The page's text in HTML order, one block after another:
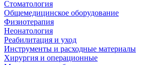
Стоматология
Общемедицинское оборудование
Физиотерапия
Неонатология
Реабилитация и уход
Инструменты и расходные материалы
Хирургия и операционные